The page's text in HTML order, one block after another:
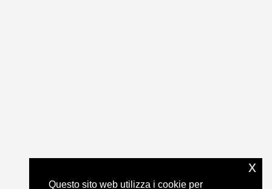
Questo sito web utilizza i cookie per
x